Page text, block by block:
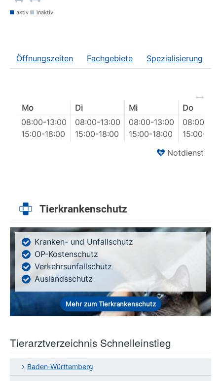
aktiv inaktiv
Öffnungszeiten Fachgebiete Spezialisierung
Mo Di Mi
Do
08:00-13:00
15:00-18:00
08:00-13:00
15:00-18:00
08:00-13:00
15:00-18:00
08:00
15:00-
Notdienst
Tierkrankenschutz
Kranken- und Unfallschutz
OP-Kostenschutz
Verkehrsunfallschutz
Auslandsschutz
Mehr zum Tierkrankenschutz
Tierarztverzeichnis Schnelleinstieg
Baden-Württemberg